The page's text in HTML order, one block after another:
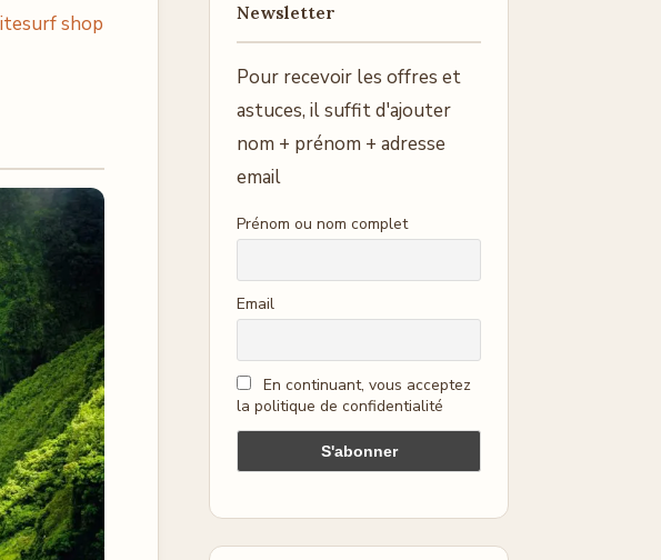
shop
Newsletter
Pour recevoir les offres et
astuces, il suffit d'ajouter
nom + prénom + adresse
email
Prénom ou nom complet
Email
En continuant, vous acceptez
la politique de confidentialité